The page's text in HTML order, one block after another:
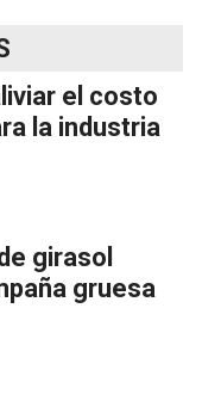
el costo
la industria
girasol
gruesa